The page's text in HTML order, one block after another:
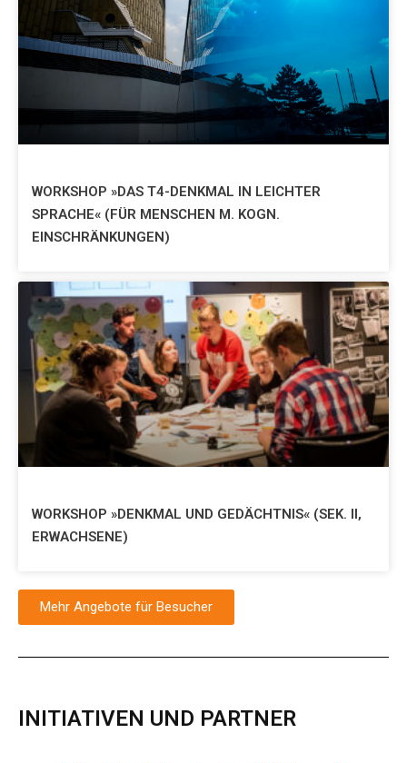
WORKSHOP »DAS T4-DENKMAL IN LEICHTER
SPRACHE« (FÜR MENSCHEN M. KOGN.
EINSCHRÄNKUNGEN)
WORKSHOP »DENKMAL UND GEDÄCHTNIS« (SEK. II,
ERWACHSENE)
Mehr Angebote für Besucher
INITIATIVEN UND PARTNER